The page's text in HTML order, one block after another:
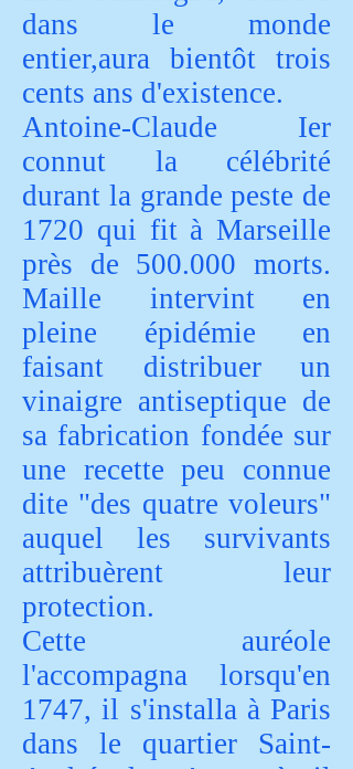
dans le monde
entier,aura bientôt trois
cents ans d'existence.
Antoine-Claude Ier
connut la célébrité
durant la grande peste de
1720 qui fit à Marseille
près de 500.000 morts.
Maille intervint en
pleine épidémie en
faisant distribuer un
vinaigre antiseptique de
sa fabrication fondée sur
une recette peu connue
dite "des quatre voleurs"
auquel les survivants
attribuèrent leur
protection.
Cette auréole
l'accompagna lorsqu'en
1747, il s'installa à Paris
dans le quartier Saint-